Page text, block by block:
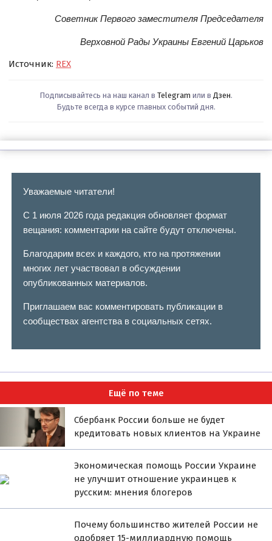
Советник Первого заместителя Председателя
Верховной Рады Украины Евгений Царьков
Источник: REX
Подписывайтесь на наш канал в Telegram или в Дзен.
Будьте всегда в курсе главных событий дня.
Уважаемые читатели!
С 1 июля 2026 года редакция обновляет формат
вещания: комментарии на сайте будут отключены.
Благодарим всех и каждого, кто на протяжении
многих лет участвовал в обсуждении
опубликованных материалов.
Приглашаем вас комментировать публикации в
сообществах агентства в социальных сетях.
Ещё по теме
Сбербанк России больше не будет
кредитовать новых клиентов на Украине
Экономическая помощь России Украине
не улучшит отношение украинцев к
русским: мнения блогеров
Почему большинство жителей России не
одобряет 15-миллиардную помощь